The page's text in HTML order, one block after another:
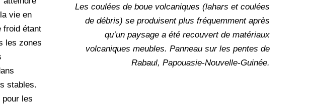
vie en
froid étant
les zones
stables.
les
Les coulées de boue volcaniques (lahars et coulées
de débris) se produisent plus fréquemment après
qu’un paysage a été recouvert de matériaux
volcaniques meubles. Panneau sur les pentes de
Rabaul, Papouasie-Nouvelle-Guinée.